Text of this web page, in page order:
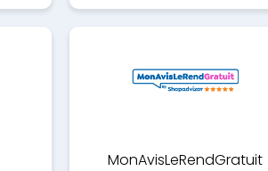
MonAvisLeRendGratuit